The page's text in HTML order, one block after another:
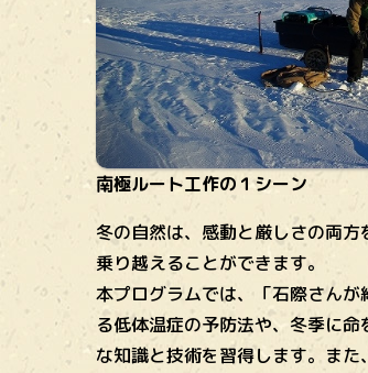
南極ルート工作の１シーン
冬の自然は、感動と厳しさの両
乗り越えることができます。
本プログラムでは、「石際さん
る低体温症の予防法や、冬季に
な知識と技術を習得します。ま